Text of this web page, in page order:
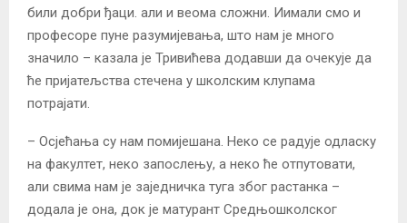
били добри ђаци. али и веома сложни. Иимали смо и
професоре пуне разумијевања, што нам је много
значило – казала је Тривићева додавши да очекује да
ће пријатељства стечена у школским клупама
потрајати.
– Осјећања су нам помијешана. Неко се радује одласку
на факултет, неко запослењу, а неко ће отпутовати,
али свима нам је заједничка туга због растанка –
додала је она, док је матурант Средњошколског